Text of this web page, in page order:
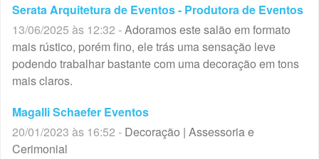
Serata Arquitetura de Eventos - Produtora de Eventos
13/06/2025 às 12:32 -Adoramos este salão em formato
mais rústico, porém fino, ele trás uma sensação leve
podendo trabalhar bastante com uma decoração em tons
mais claros.
Magalli Schaefer Eventos
20/01/2023 às 16:52 - Decoração | Assessoria e
Cerimonial